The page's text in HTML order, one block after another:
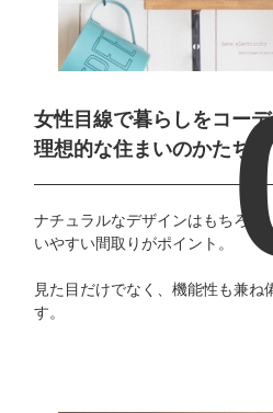
女性目線で暮らしをコー
理想的な住まいのかたち
ナチュラルなデザインはもちろん
いやすい間取りがポイント。
見た目だけでなく、機能性も兼ね
す。